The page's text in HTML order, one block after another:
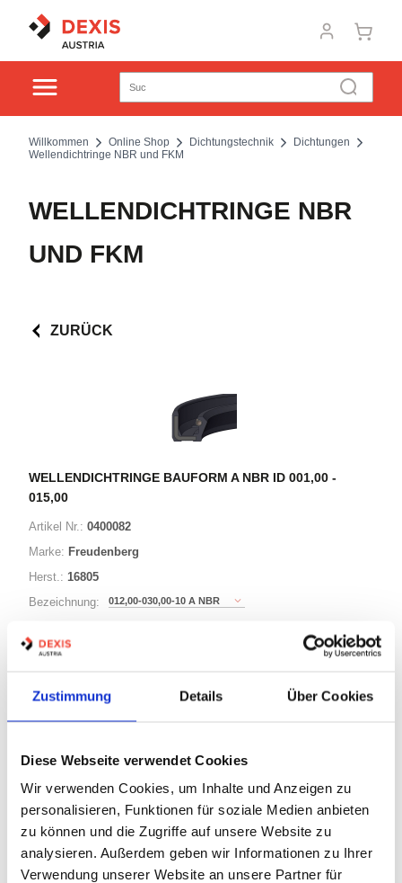
Zustimmung Details Über Cookies
Diese Webseite verwendet Cookies
Wir verwenden Cookies, um Inhalte und Anzeigen zu
personalisieren, Funktionen für soziale Medien anbieten
zu können und die Zugriffe auf unsere Website zu
analysieren. Außerdem geben wir Informationen zu Ihrer
Verwendung unserer Website an unsere Partner für
Willkommen Online Shop Dichtungstechnik
Dichtungen
Wellendichtringe NBR und FKM
WELLENDICHTRINGE NBR
UND FKM
ZURÜCK
WELLENDICHTRINGE BAUFORM A NBR ID 001,00 -
015,00
Artikel Nr.: 0400082
Marke: Freudenberg
Herst.: 16805
Bezeichnung:
012,00-030,00-10 A NBR
Außen Ø:
STK Warenkorb
Nicht auf Lager